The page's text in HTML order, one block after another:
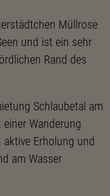
Müllrose
und ist ein sehr
Rand des
Schlaubetal am
Wanderung
Erholung und
am Wasser